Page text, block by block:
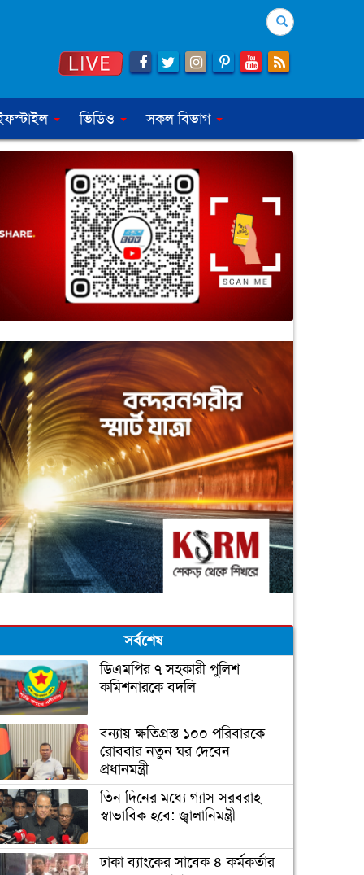
Search
ভিডিও সকল বিভাগ
সর্বশেষ
ডিএমপির ৭ সহকারী পুলিশ
কমিশনারকে বদলি
বন্যায় ক্ষতিগ্রস্ত ১০০ পরিবারকে
রোববার নতুন ঘর দেবেন
প্রধানমন্ত্রী
তিন দিনের মধ্যে গ্যাস সরবরাহ
স্বাভাবিক হবে: জ্বালানিমন্ত্রী
ঢাকা ব্যাংকের সাবেক ৪ কর্মকর্তার